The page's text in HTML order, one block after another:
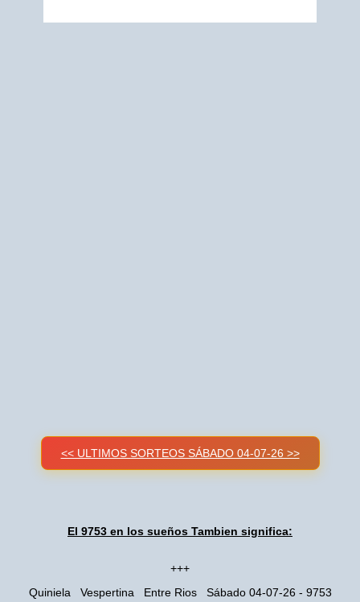
<< ULTIMOS SORTEOS SÁBADO 04-07-26 >>
El 9753 en los sueños Tambien significa:
+++
Quiniela Vespertina Entre Rios Sábado 04-07-26 - 9753